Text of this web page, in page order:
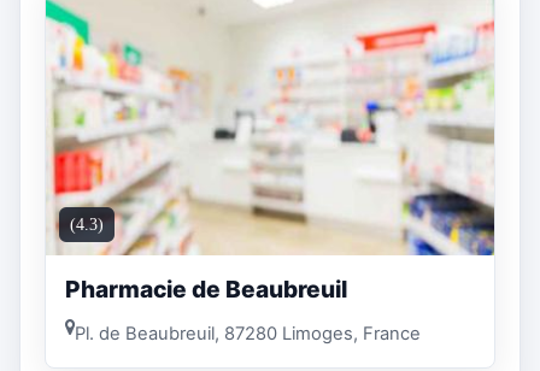
(4.3)
Pharmacie de Beaubreuil
Pl. de Beaubreuil, 87280 Limoges, France